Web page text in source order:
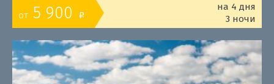
от 5 900 o
на 4 дня
3 ночи